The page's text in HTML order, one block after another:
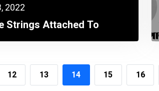
2022
Strings Attached To
Corporate Tax
12 13 14 15 16